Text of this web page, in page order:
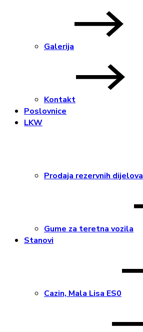
Galerija
Kontakt
Poslovnice
LKW
Prodaja rezervnih dijelova
Gume za teretna vozila
Stanovi
Cazin, Mala Lisa ES0